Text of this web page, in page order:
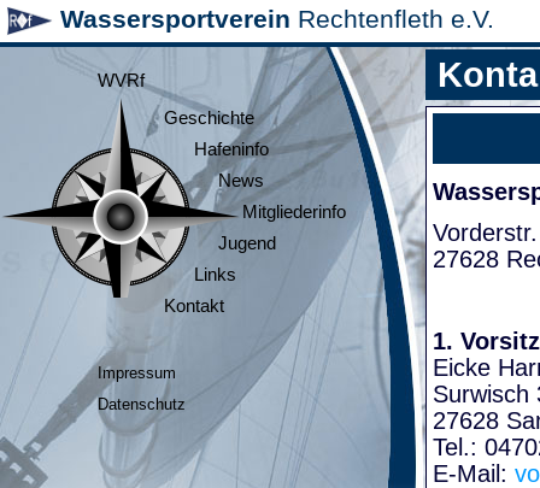
Wassersportverein Rechtenfleth e.V.
WVRf
Geschichte
Hafeninfo
News
Mitgliederinfo
Jugend
Links
Kontakt
Impressum
Datenschutz
27628
1.
Eicke
Surwisch
27628
Tel.:
E-Mail: